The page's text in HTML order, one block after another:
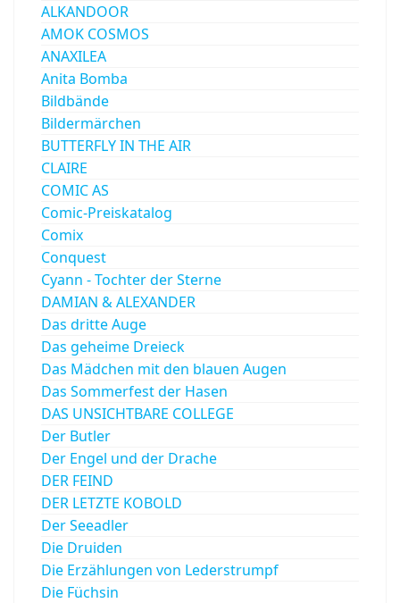
ALKANDOOR
AMOK COSMOS
ANAXILEA
Anita Bomba
Bildbände
Bildermärchen
BUTTERFLY IN THE AIR
CLAIRE
COMIC AS
Comic-Preiskatalog
Comix
Conquest
Cyann - Tochter der Sterne
DAMIAN & ALEXANDER
Das dritte Auge
Das geheime Dreieck
Das Mädchen mit den blauen Augen
Das Sommerfest der Hasen
DAS UNSICHTBARE COLLEGE
Der Butler
Der Engel und der Drache
DER FEIND
DER LETZTE KOBOLD
Der Seeadler
Die Druiden
Die Erzählungen von Lederstrumpf
Die Füchsin